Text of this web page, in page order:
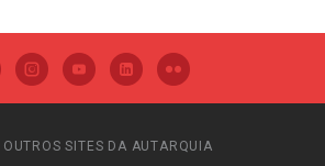
OUTROS SITES DA AUTARQUIA